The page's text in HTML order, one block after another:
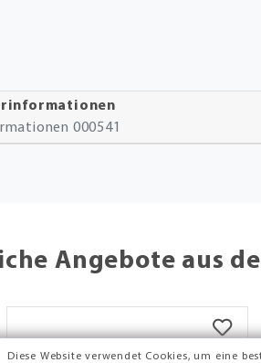
Diese Website verwendet Cookies, um eine
000541
Angebote aus